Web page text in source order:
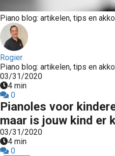
Piano blog: artikelen, tips en
Rogier
Piano blog: artikelen, tips en
03/31/2020
4 min
0
Pianoles voor
maar is jouw kind er
03/31/2020
4 min
0